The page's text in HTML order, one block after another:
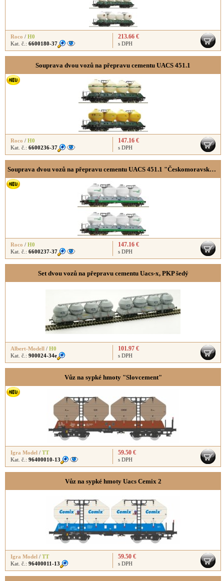
Roco / H0
Kat. č.: 6600180-37
213.66 €
s DPH
Souprava dvou vozů na přepravu cementu UACS 451.1
Roco / H0
Kat. č.: 6600236-37
147.16 €
s DPH
Souprava dvou vozů na přepravu cementu UACS 451.1 "Českomoravský cement "
Roco / H0
Kat. č.: 6600237-37
147.16 €
s DPH
Set dvou vozů na přepravu cementu Uacs-x, PKP šedý
Albert-Modell / H0
Kat. č.: 900024-34e
101.97 €
s DPH
Vůz na sypké hmoty "Slovcement"
Igra Model / TT
Kat. č.: 96400010-13
59.50 €
s DPH
Vůz na sypké hmoty Uacs Cemix 2
Igra Model / TT
Kat. č.: 96400011-13
59.50 €
s DPH